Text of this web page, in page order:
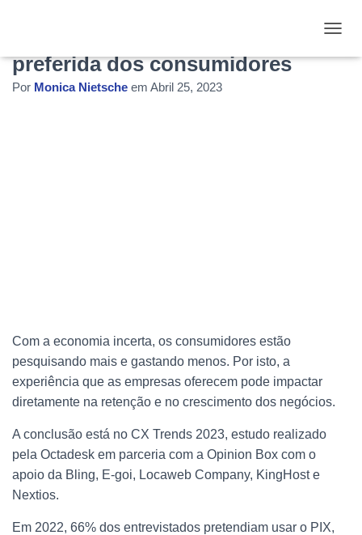
preferida dos consumidores
Por Monica Nietsche em Abril 25, 2023
Com a economia incerta, os consumidores estão
pesquisando mais e gastando menos. Por isto, a
experiência que as empresas oferecem pode impactar
diretamente na retenção e no crescimento dos negócios.
A conclusão está no CX Trends 2023, estudo realizado
pela Octadesk em parceria com a Opinion Box com o
apoio da Bling, E-goi, Locaweb Company, KingHost e
Nextios.
Em 2022, 66% dos entrevistados pretendiam usar o PIX,